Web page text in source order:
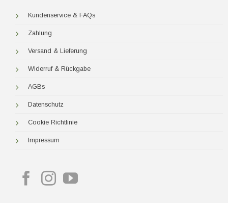
Kundenservice & FAQs
Zahlung
Versand & Lieferung
Widerruf & Rückgabe
AGBs
Datenschutz
Cookie Richtlinie
Impressum